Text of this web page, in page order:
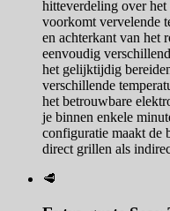
hitteverdeling over
voorkomt vervelende
en achterkant van het
eenvoudig
het gelijktijdig
verschillende
het betrouwbare
je binnen enkele
configuratie maakt de
direct grillen als
🥩